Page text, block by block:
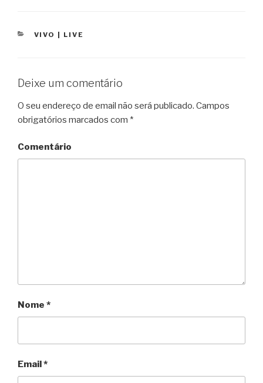
CATEGORIAS
VIVO | LIVE
Deixe um comentário
O seu endereço de email não será publicado. Campos
obrigatórios marcados com *
Comentário
Nome *
Email *